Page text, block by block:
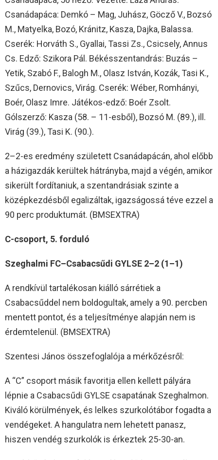
Csanádapáca: Demkó – Mag, Juhász, Göcző V., Bozsó
M., Matyelka, Bozó, Kránitz, Kasza, Dajka, Balassa.
Cserék: Horváth S., Gyallai, Tassi Zs., Csicsely, Annus
Cs. Edző: Szikora Pál. Békésszentandrás: Buzás –
Yetik, Szabó F., Balogh M., Olasz István, Kozák, Tasi K.,
Szűcs, Dernovics, Virág. Cserék: Wéber, Romhányi,
Boér, Olasz Imre. Játékos-edző: Boér Zsolt.
Gólszerző: Kasza (58. – 11-esből), Bozsó M. (89.), ill.
Virág (39.), Tasi K. (90.).
2–2-es eredmény született Csanádapácán, ahol előbb
a házigazdák kerültek hátrányba, majd a végén, amikor
sikerült fordítaniuk, a szentandrásiak szinte a
középkezdésből egalizáltak, igazságossá téve ezzel a
90 perc produktumát. (BMSEXTRA)
C-csoport, 5. forduló
Szeghalmi FC–Csabacsűdi GYLSE 2–2 (1–1)
A rendkívül tartalékosan kiálló sárrétiek a
Csabacsűddel nem boldogultak, amely a 90. percben
mentett pontot, és a teljesítménye alapján nem is
érdemtelenül. (BMSEXTRA)
Szentesi János összefoglalója a mérkőzésről:
A “C” csoport másik favoritja ellen kellett pályára
lépnie a Csabacsűdi GYLSE csapatának Szeghalmon.
Kiváló körülmények, és lelkes szurkolótábor fogadta a
vendégeket. A hangulatra nem lehetett panasz,
hiszen vendég szurkolók is érkeztek 25-30-an.